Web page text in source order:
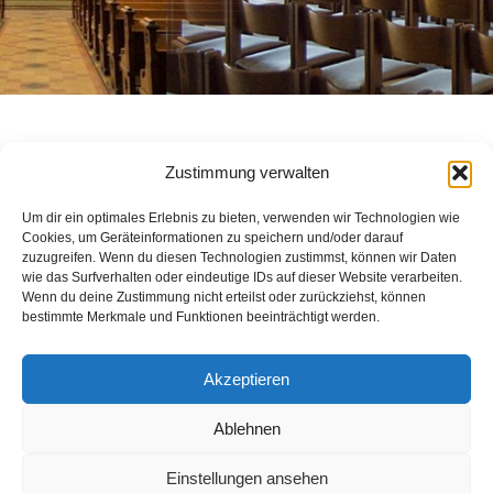
Zustimmung verwalten
Um dir ein optimales Erlebnis zu bieten, verwenden wir Technologien wie
Cookies, um Geräteinformationen zu speichern und/oder darauf
zuzugreifen. Wenn du diesen Technologien zustimmst, können wir Daten
wie das Surfverhalten oder eindeutige IDs auf dieser Website verarbeiten.
Wenn du deine Zustimmung nicht erteilst oder zurückziehst, können
bestimmte Merkmale und Funktionen beeinträchtigt werden.
Akzeptieren
Ablehnen
Einstellungen ansehen
Nachgeholte Konfirmation des Jahrgangs 2021 aus dem